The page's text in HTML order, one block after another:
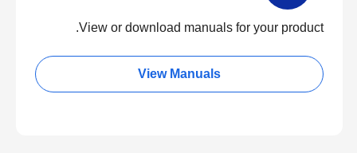
View or download manuals for your product.
View Manuals